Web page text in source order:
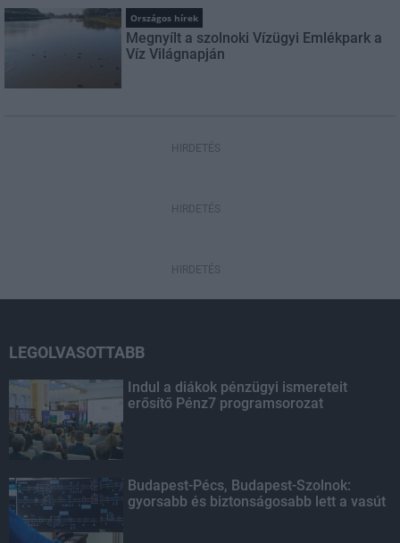
Országos hírek
Megnyílt a szolnoki Vízügyi Emlékpark a
Víz Világnapján
HIRDETÉS
HIRDETÉS
HIRDETÉS
LEGOLVASOTTABB
Indul a diákok pénzügyi ismereteit
erősítő Pénz7 programsorozat
Budapest-Pécs, Budapest-Szolnok:
gyorsabb és biztonságosabb lett a vasút